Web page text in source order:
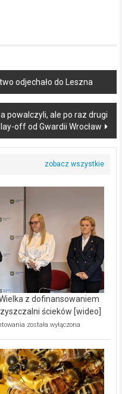
odjechało do Leszna
powalczyli, ale po raz drugi
off od Gwardii Wrocław
z dofinansowaniem
ścieków [wideo]
Ekologiczne
Wręczyca
Wielka
z
dofinansowaniem
ponad
została wyłączona